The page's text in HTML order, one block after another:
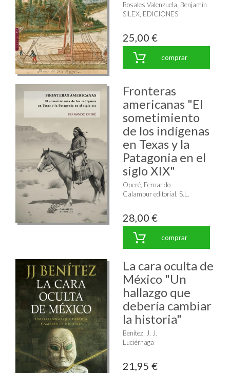
Rosales Valenzuela, Benjamín
SILEX, EDICIONES
25,00 €
comprar
Fronteras
americanas "El
sometimiento
de los indígenas
en Texas y la
Patagonia en el
siglo XIX"
Operé, Fernando
Calambur editorial, S.L.
28,00 €
comprar
La cara oculta de
México "Un
hallazgo que
debería cambiar
la historia"
Benítez, J. J.
Luciérnaga
21,95 €